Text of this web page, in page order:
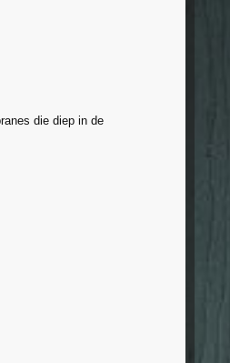
die diep in de